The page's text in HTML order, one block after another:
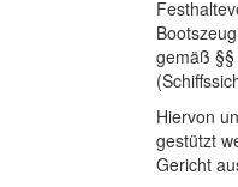
gemäß §§
Hiervon
gestützt
Gericht